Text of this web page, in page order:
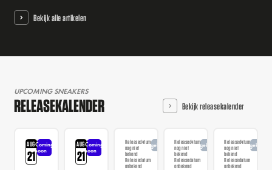
Bekijk alle artikelen
UPCOMING SNEAKERS
RELEASEKALENDER Bekijk releasekalender
AUG
21
Coming
soon
AUG
21
Coming
soon
Releasedatum
nog niet
bekend
Releasedatum
onbekend
AangekondigdReleasedatum
nog niet
bekend
Releasedatum
onbekend
AangekondigdReleasedatum
nog niet
bekend
Releasedatum
onbekend